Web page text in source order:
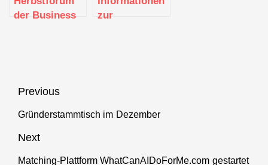
der Business
zur
Beitragsnavigation
Previous
Previous
Gründerstammtisch im Dezember
Next
Next
Matching-Plattform WhatCanAIDoForMe.com gestartet